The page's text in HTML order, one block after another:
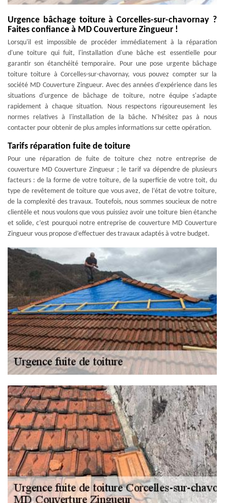
Urgence bâchage toiture à Corcelles-sur-chavornay ?
Faites confiance à MD Couverture Zingueur !
Lorsqu'il est impossible de procéder immédiatement à la réparation
d'une toiture qui fuit, l'installation d'une bâche est essentielle pour
garantir son étanchéité temporaire. Pour une pose urgente bâchage
toiture toiture à Corcelles-sur-chavornay, vous pouvez compter sur la
société MD Couverture Zingueur. Avec des années d'expérience dans les
situations d'urgence de bâchage de toiture, notre équipe s'adapte
rapidement à chaque situation. Nous respectons rigoureusement les
normes relatives à l'installation de la bâche. N'hésitez pas à nous
contacter pour obtenir de plus amples informations sur cette opération.
Tarifs réparation fuite de toiture
Pour une réparation de fuite de toiture chez notre entreprise de
couverture MD Couverture Zingueur ; le tarif va dépendre de plusieurs
facteurs : de la forme de votre toiture, de la superficie de votre toit, du
type de revêtement de toiture que vous avez, de l’état de votre toiture,
de la complexité des travaux. Toutefois, nous sommes soucieux de notre
clientèle et nous voulons que vous puissiez avoir une toiture bien étanche
et solide, c’est pourquoi notre entreprise de couverture MD Couverture
Zingueur vous propose d’effectuer des travaux adaptés à votre budget.